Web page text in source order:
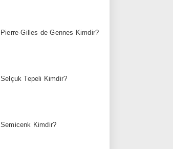
Pierre-Gilles de Gennes Kimdir?
Selçuk Tepeli Kimdir?
Semicenk Kimdir?